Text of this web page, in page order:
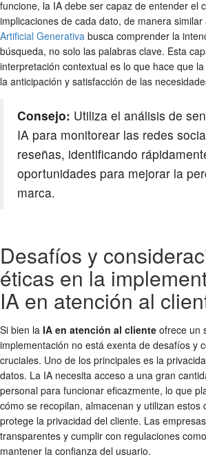
funcione, la IA debe ser capaz de entender el
implicaciones de cada dato, de manera similar
Artificial Generativa busca comprender la
búsqueda, no solo las palabras clave. Esta
interpretación contextual es lo que hace que
la anticipación y satisfacción de las
Consejo: Utiliza el análisis de
IA para monitorear las redes
reseñas, identificando
oportunidades para mejorar la
marca.
Desafíos y
éticas en la
IA en atención al
Si bien la IA en atención al cliente ofrece un
implementación no está exenta de desafíos y
cruciales. Uno de los principales es la
datos. La IA necesita acceso a una gran
personal para funcionar eficazmente, lo que
cómo se recopilan, almacenan y utilizan estos
protege la privacidad del cliente. Las
transparentes y cumplir con regulaciones
mantener la confianza del usuario.